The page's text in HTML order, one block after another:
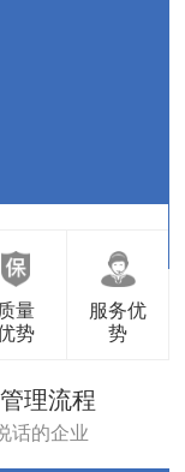
质量
势
服务优
势
理流程
话的企业